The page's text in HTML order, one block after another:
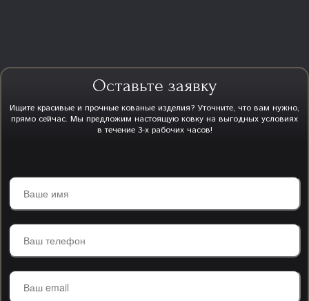
Оставьте заявку
Ищите красивые и прочные кованые изделия? Уточните, что вам нужно,
прямо сейчас. Мы предложим настоящую ковку на выгодных условиях
в течение 3-х рабочих часов!